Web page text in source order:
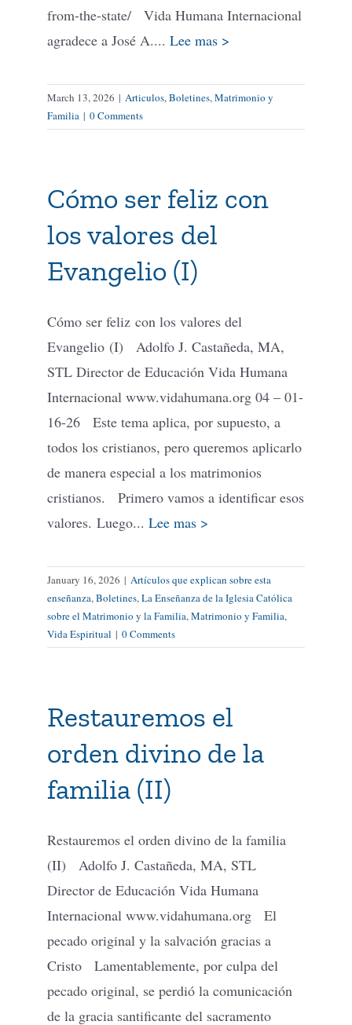
from-the-state/ Vida Humana Internacional
agradece a José A.... Lee mas >
March 13, 2026 | Articulos, Boletines, Matrimonio y
Familia | 0 Comments
Cómo ser feliz con
los valores del
Evangelio (I)
Cómo ser feliz con los valores del
Evangelio (I) Adolfo J. Castañeda, MA,
STL Director de Educación Vida Humana
Internacional www.vidahumana.org 04 – 01-
16-26 Este tema aplica, por supuesto, a
todos los cristianos, pero queremos aplicarlo
de manera especial a los matrimonios
cristianos. Primero vamos a identificar esos
valores. Luego... Lee mas >
January 16, 2026 | Artículos que explican sobre esta
enseñanza, Boletines, La Enseñanza de la Iglesia Católica
sobre el Matrimonio y la Familia, Matrimonio y Familia,
Vida Espiritual | 0 Comments
Restauremos el
orden divino de la
familia (II)
Restauremos el orden divino de la familia
(II) Adolfo J. Castañeda, MA, STL
Director de Educación Vida Humana
Internacional www.vidahumana.org El
pecado original y la salvación gracias a
Cristo Lamentablemente, por culpa del
pecado original, se perdió la comunicación
de la gracia santificante del sacramento